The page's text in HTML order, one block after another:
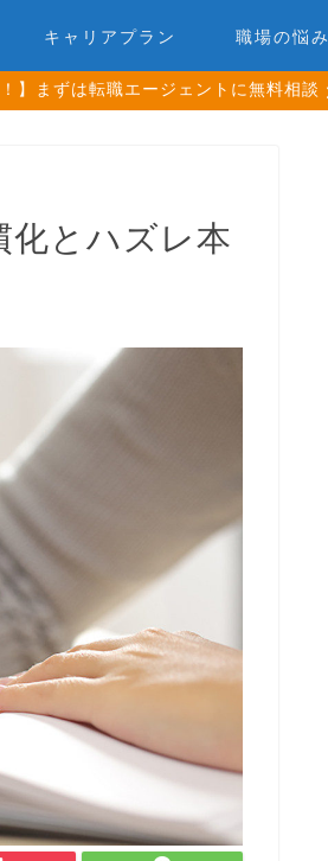
キャリアプラン 職場の悩み
】まずは転職エージェントに無料相談
とハズレ本